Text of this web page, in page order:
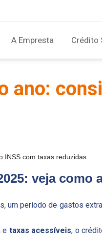
A Empresta Crédito
ano:
INSS com taxas reduzidas
veja como
um período de gastos
e taxas acessíveis, o